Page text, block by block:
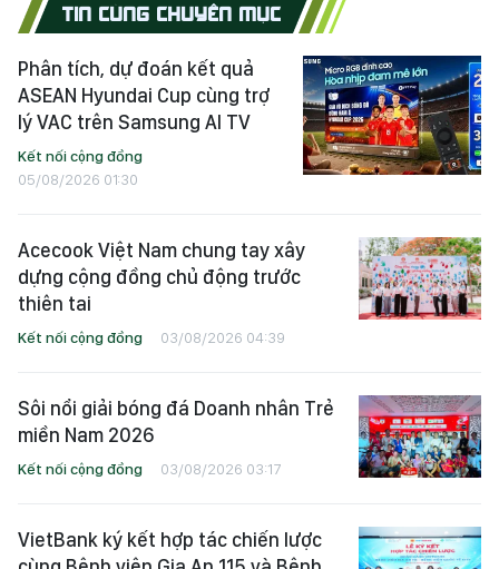
TIN CÙNG CHUYÊN MỤC
Phân tích, dự đoán kết quả
ASEAN Hyundai Cup cùng trợ
lý VAC trên Samsung AI TV
Kết nối cộng đồng
05/08/2026 01:30
Acecook Việt Nam chung tay xây
dựng cộng đồng chủ động trước
thiên tai
Kết nối cộng đồng 03/08/2026 04:39
Sôi nổi giải bóng đá Doanh nhân Trẻ
miền Nam 2026
Kết nối cộng đồng 03/08/2026 03:17
VietBank ký kết hợp tác chiến lược